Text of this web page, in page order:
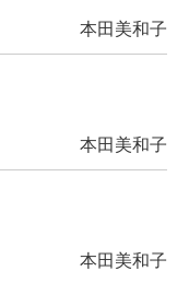
本田美和子
本田美和子
本田美和子